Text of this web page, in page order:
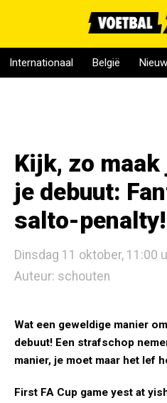
Internationaal België
Kijk, zo
je debuut:
salto-penalty!
Dinsdag 11 oktober, 11:00
Auteur: schouten
Wat een geweldige manier
debuut! Een strafschop
manier, je moet maar het lef
First FA Cup game yest at